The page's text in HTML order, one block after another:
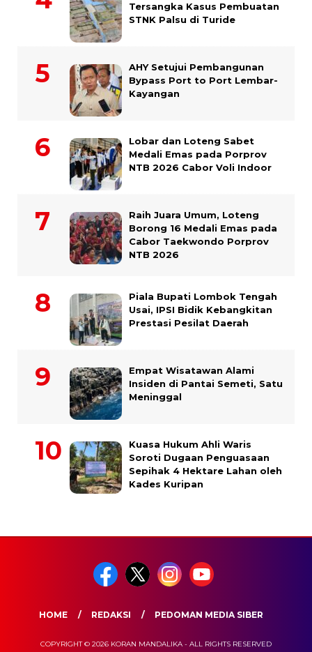
Tersangka Kasus Pembuatan
STNK Palsu di Turide
AHY Setujui Pembangunan
Bypass Port to Port Lembar-
Kayangan
Lobar dan Loteng Sabet
Medali Emas pada Porprov
NTB 2026 Cabor Voli Indoor
Raih Juara Umum, Loteng
Borong 16 Medali Emas pada
Cabor Taekwondo Porprov
NTB 2026
Piala Bupati Lombok Tengah
Usai, IPSI Bidik Kebangkitan
Prestasi Pesilat Daerah
Empat Wisatawan Alami
Insiden di Pantai Semeti, Satu
Meninggal
Kuasa Hukum Ahli Waris
Soroti Dugaan Penguasaan
Sepihak 4 Hektare Lahan oleh
Kades Kuripan
HOME REDAKSI PEDOMAN MEDIA SIBER
COPYRIGHT © 2026 KORAN MANDALIKA - ALL RIGHTS RESERVED